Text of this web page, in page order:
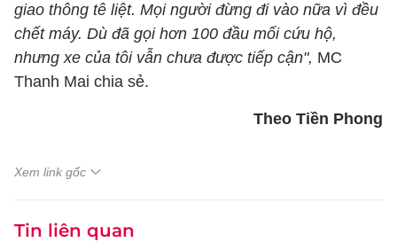
giao thông tê liệt. Mọi người đừng đi vào nữa vì đều
chết máy. Dù đã gọi hơn 100 đầu mối cứu hộ,
nhưng xe của tôi vẫn chưa được tiếp cận", MC
Thanh Mai chia sẻ.
Theo Tiền Phong
Xem link gốc
Tin liên quan